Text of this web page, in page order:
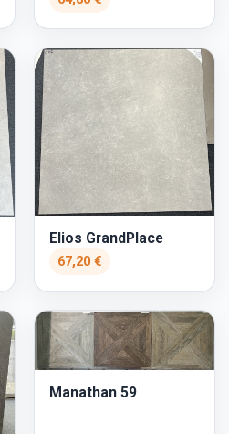
Elios GrandPlace
67,20 €
Manathan 59